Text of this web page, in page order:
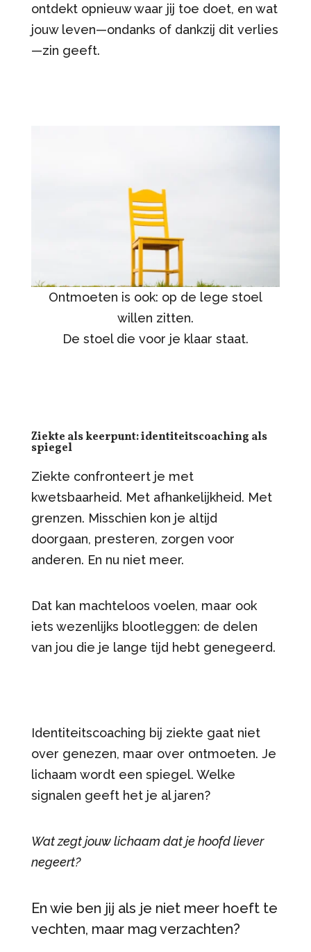
ontdekt opnieuw waar jij toe doet, en wat
jouw leven—ondanks of dankzij dit verlies
—zin geeft.
Ontmoeten is ook: op de lege stoel
willen zitten.
De stoel die voor je klaar staat.
Ziekte als keerpunt: identiteitscoaching als
spiegel
Ziekte confronteert je met
kwetsbaarheid. Met afhankelijkheid. Met
grenzen. Misschien kon je altijd
doorgaan, presteren, zorgen voor
anderen. En nu niet meer.
Dat kan machteloos voelen, maar ook
iets wezenlijks blootleggen: de delen
van jou die je lange tijd hebt genegeerd.
Identiteitscoaching bij ziekte gaat niet
over genezen, maar over ontmoeten. Je
lichaam wordt een spiegel. Welke
signalen geeft het je al jaren?
Wat zegt jouw lichaam dat je hoofd liever
negeert?
En wie ben jij als je niet meer hoeft te
vechten, maar mag verzachten?